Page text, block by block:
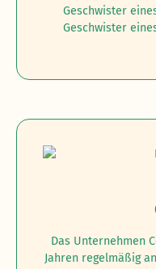
Geschwister
Geschwister
Das Unternehmen
Jahren regelmäßig